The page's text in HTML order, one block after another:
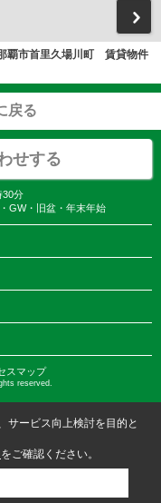
覇市首里久場川町 賃貸物件
戻る
せする
30分
GW・旧盆・年末年始
スマップ
reserved.
サービス向上検討を目的と
をご確認ください。